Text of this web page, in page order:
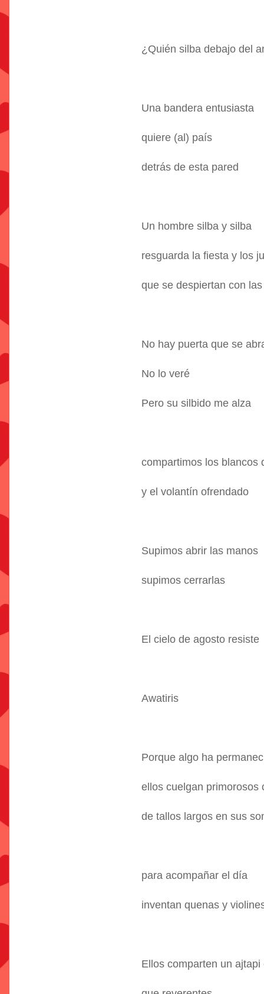
¿Quién silba debajo del
Una bandera entusiasta
quiere (al) país
detrás de esta pared
Un hombre silba y silba
resguarda la fiesta y los
que se despiertan con
No hay puerta que se
No lo veré
Pero su silbido me alza
compartimos los blancos
y el volantín ofrendado
Supimos abrir las manos
supimos cerrarlas
El cielo de agosto resiste
Awatiris
Porque algo ha
ellos cuelgan primorosos
de tallos largos en sus
para acompañar el día
inventan quenas y
Ellos comparten un